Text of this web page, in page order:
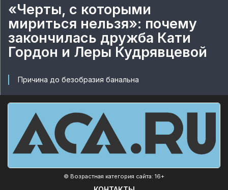
«Черты, с которыми
мириться нельзя»: почему
закончилась дружба Кати
Гордон и Леры Кудрявцевой
Причина до безобразия банальна
© Возрастная категория сайта: 16+